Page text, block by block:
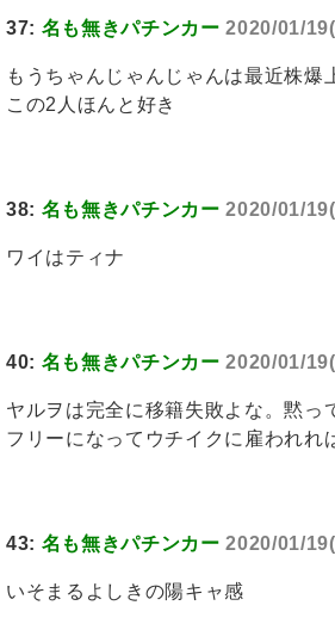
37: 名も無きパチンカー 2020/01/
もうちゃんじゃんじゃんは最近株爆
この2人ほんと好き
38: 名も無きパチンカー 2020/01/
ワイはティナ
40: 名も無きパチンカー 2020/01/
ヤルヲは完全に移籍失敗よな。黙っ
フリーになってウチイクに雇われれ
43: 名も無きパチンカー 2020/01/
いそまるよしきの陽キャ感